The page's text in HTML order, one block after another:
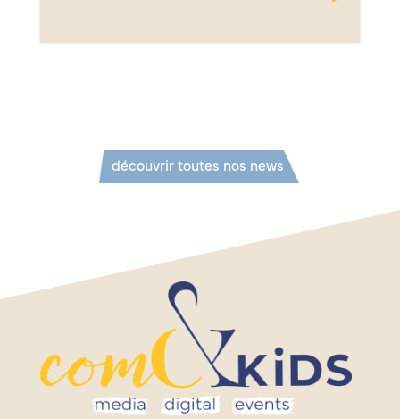
découvrir toutes nos news